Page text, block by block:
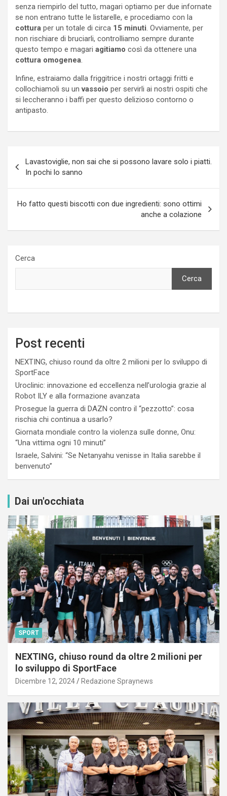
senza riempirlo del tutto, magari optiamo per due infornate
se non entrano tutte le listarelle, e procediamo con la
cottura per un totale di circa 15 minuti. Ovviamente, per
non rischiare di bruciarli, controlliamo sempre durante
questo tempo e magari agitiamo così da ottenere una
cottura omogenea.
Infine, estraiamo dalla friggitrice i nostri ortaggi fritti e
collochiamoli su unvassoio per servirli ai nostri ospiti che
si leccheranno i baffi per questo delizioso contorno o
antipasto.
articoli
Lavastoviglie, non sai che si possono lavare solo i piatti.
In pochi lo sanno
Ho fatto questi biscotti con due ingredienti: sono ottimi
anche a colazione
Cerca
Cerca
Post recenti
NEXTING, chiuso round da oltre 2 milioni per lo sviluppo di
SportFace
Uroclinic: innovazione ed eccellenza nell’urologia grazie al
Robot ILY e alla formazione avanzata
Prosegue la guerra di DAZN contro il “pezzotto”: cosa
rischia chi continua a usarlo?
Giornata mondiale contro la violenza sulle donne, Onu:
“Una vittima ogni 10 minuti”
Israele, Salvini: “Se Netanyahu venisse in Italia sarebbe il
benvenuto”
Dai un'occhiata
SPORT
NEXTING, chiuso round da oltre 2 milioni per
lo sviluppo di SportFace
Dicembre 12, 2024 Redazione Spraynews